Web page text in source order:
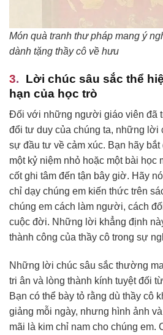
Món quà tranh thư pháp mang ý
dành tặng thầy cô về hưu
Lời chúc sâu sắc thể
hạn của học trò
Đối với những người giáo viên đã
đổi tư duy của chúng ta, những lời
sự đầu tư về cảm xúc. Bạn hãy
một kỷ niệm nhỏ hoặc một bài học
cốt ghi tâm đến tận bây giờ. Hãy
chỉ dạy chúng em kiến thức trên
chúng em cách làm người, cách
cuộc đời. Những lời khẳng định
thành công của thầy cô trong sự
Những lời chúc sâu sắc thường
tri ân và lòng thành kính tuyệt đối
Bạn có thể bày tỏ rằng dù thầy cô
giảng mỗi ngày, nhưng hình ảnh
mãi là kim chỉ nam cho chúng em.